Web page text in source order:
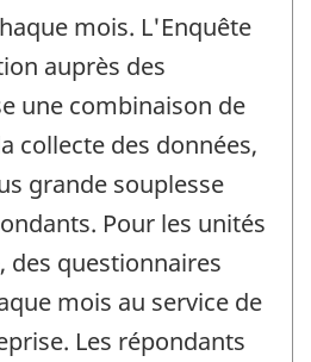
mois. L'Enquête
auprès des
une combinaison de
collecte des données,
grande souplesse
Pour les unités
des questionnaires
mois au service de
Les répondants